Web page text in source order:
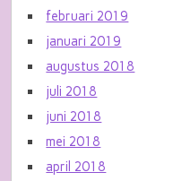
februari 2019
januari 2019
augustus 2018
juli 2018
juni 2018
mei 2018
april 2018